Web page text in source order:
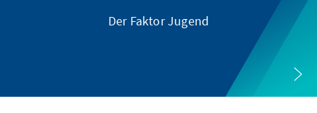
Der Faktor Jugend